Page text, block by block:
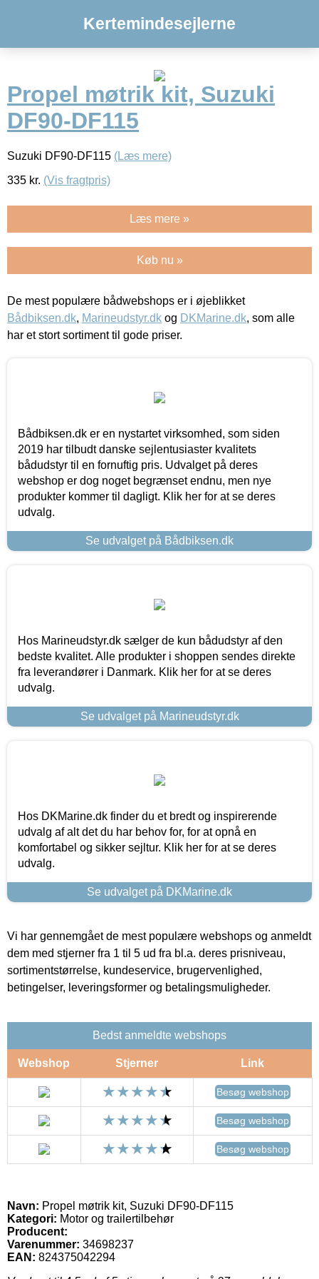
Kertemindesejlerne
Propel møtrik kit, Suzuki
DF90-DF115
Suzuki DF90-DF115 (Læs mere)
335 kr. (Vis fragtpris)
Læs mere »
Køb nu »
De mest populære bådwebshops er i øjeblikket
Bådbiksen.dk, Marineudstyr.dk og DKMarine.dk, som alle
har et stort sortiment til gode priser.
Bådbiksen.dk er en nystartet virksomhed, som siden
2019 har tilbudt danske sejlentusiaster kvalitets
bådudstyr til en fornuftig pris. Udvalget på deres
webshop er dog noget begrænset endnu, men nye
produkter kommer til dagligt. Klik her for at se deres
udvalg.
Se udvalget på Bådbiksen.dk
Hos Marineudstyr.dk sælger de kun bådudstyr af den
bedste kvalitet. Alle produkter i shoppen sendes direkte
fra leverandører i Danmark. Klik her for at se deres
udvalg.
Se udvalget på Marineudstyr.dk
Hos DKMarine.dk finder du et bredt og inspirerende
udvalg af alt det du har behov for, for at opnå en
komfortabel og sikker sejltur. Klik her for at se deres
udvalg.
Se udvalget på DKMarine.dk
Vi har gennemgået de mest populære webshops og anmeldt
dem med stjerner fra 1 til 5 ud fra bl.a. deres prisniveau,
sortimentstørrelse, kundeservice, brugervenlighed,
betingelser, leveringsformer og betalingsmuligheder.
Bedst anmeldte webshops
Webshop Stjerner Link
Besøg webshop
Besøg webshop
Besøg webshop
Navn: Propel møtrik kit, Suzuki DF90-DF115
Kategori: Motor og trailertilbehør
Producent:
Varenummer: 34698237
EAN: 824375042294